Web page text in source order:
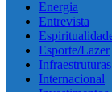
Energia
Entrevista
Esporte/Lazer
Infraestruturas
Internacional